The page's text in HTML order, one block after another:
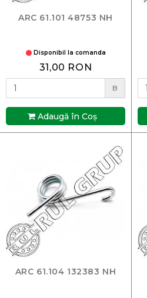
ARC 61.101 48753 NH
Disponibil la comanda
31,00 RON
B
Adaugă în Coş
ARC 61.104 132383 NH